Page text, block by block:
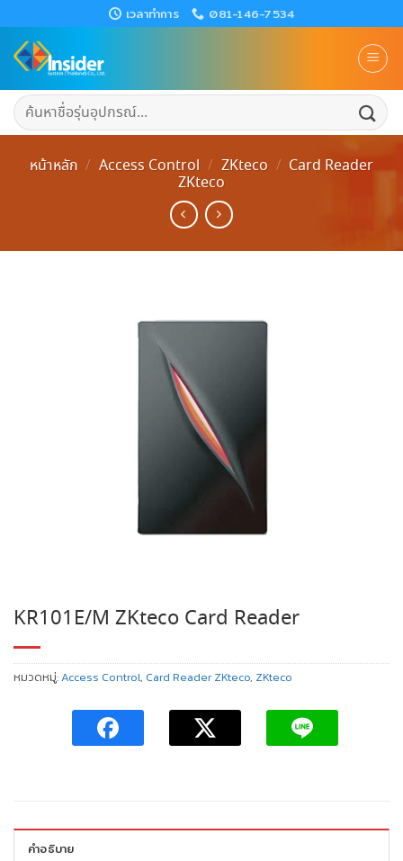
to
content
เวลาทำการ 081-146-7534
ค้นหา:
หน้าหลัก / Access Control / ZKteco / Card Reader
ZKteco
KR101E/M ZKteco Card Reader
หมวดหมู่:Access Control, Card Reader ZKteco, ZKteco
คำอธิบาย